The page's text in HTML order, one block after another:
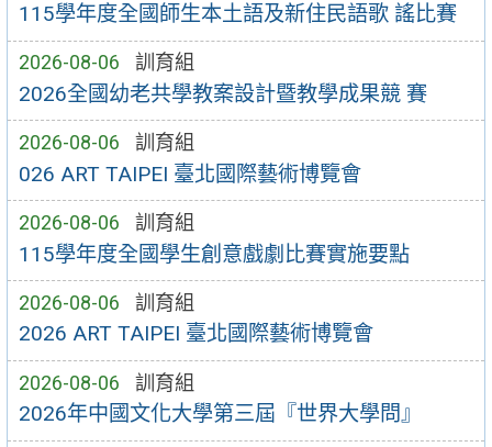
115學年度全國師生本土語及新住民語歌 謠比賽
2026-08-06 訓育組
2026全國幼老共學教案設計暨教學成果競 賽
2026-08-06 訓育組
026 ART TAIPEI 臺北國際藝術博覽會
2026-08-06 訓育組
115學年度全國學生創意戲劇比賽實施要點
2026-08-06 訓育組
2026 ART TAIPEI 臺北國際藝術博覽會
2026-08-06 訓育組
2026年中國文化大學第三屆『世界大學問』